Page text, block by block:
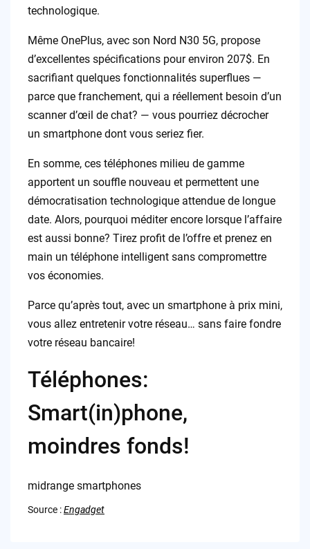
technologique.
Même OnePlus, avec son Nord N30 5G, propose
d’excellentes spécifications pour environ 207$. En
sacrifiant quelques fonctionnalités superflues —
parce que franchement, qui a réellement besoin d’un
scanner d’œil de chat? — vous pourriez décrocher
un smartphone dont vous seriez fier.
En somme, ces téléphones milieu de gamme
apportent un souffle nouveau et permettent une
démocratisation technologique attendue de longue
date. Alors, pourquoi méditer encore lorsque l’affaire
est aussi bonne? Tirez profit de l’offre et prenez en
main un téléphone intelligent sans compromettre
vos économies.
Parce qu’après tout, avec un smartphone à prix mini,
vous allez entretenir votre réseau… sans faire fondre
votre réseau bancaire!
Téléphones:
Smart(in)phone,
moindres fonds!
midrange smartphones
Source :Engadget